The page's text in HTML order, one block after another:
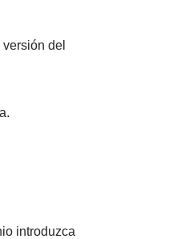
del
introduzca